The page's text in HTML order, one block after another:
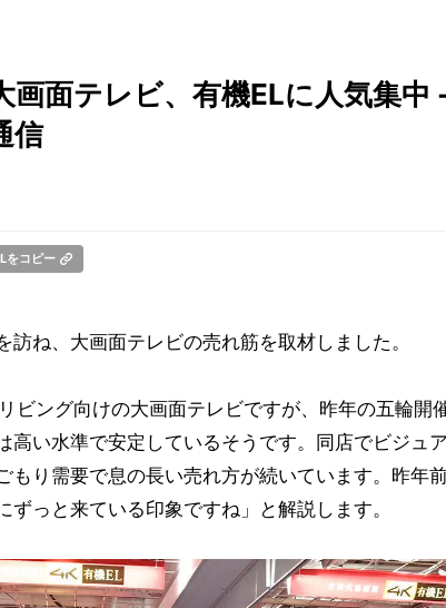
画面テレビ、有機ELに人気集中
信
をコピー
訪ね、大画面テレビの売れ筋を取材しました。
ビング向けの大画面テレビですが、昨年の五輪開
高い水準で安定しているそうです。同店でビジュ
もり需要で息の長い売れ方が続いています。昨年
っと来ている印象ですね」と解説します。